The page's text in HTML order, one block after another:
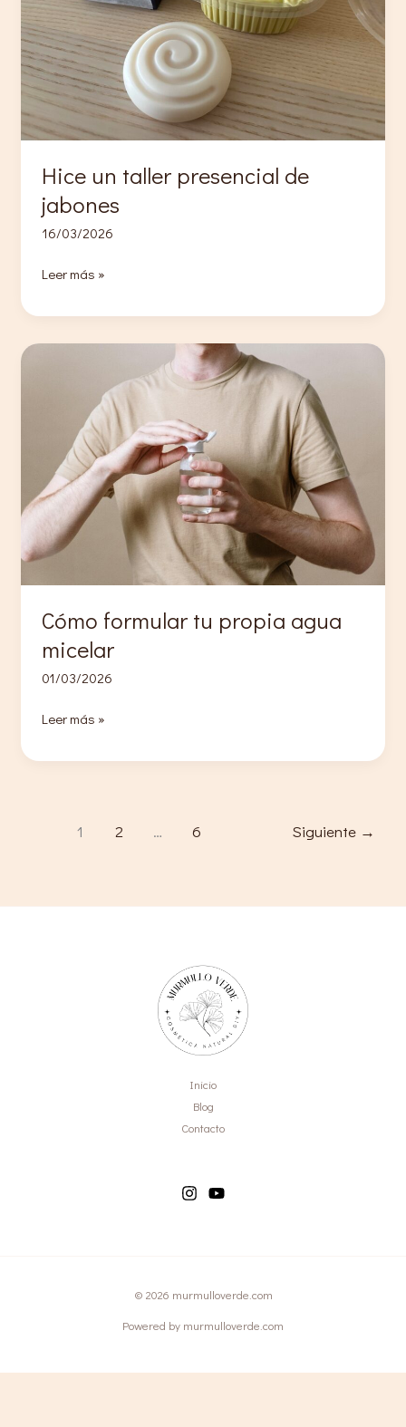
Hice un taller presencial de
jabones
16/03/2026
Hice
taller
Leer más »
Cómo formular tu propia agua
micelar
01/03/2026
Cómo
tu
micelar
Leer más »
1 2 … 6 Siguiente →
Inicio
Blog
Contacto
© 2026 murmulloverde.com
Powered by murmulloverde.com